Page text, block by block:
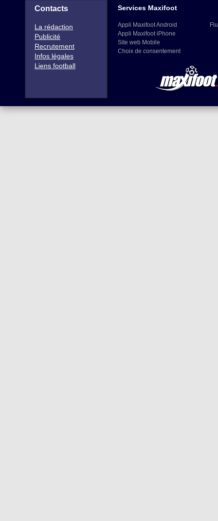
Contacts
La rédaction
Publicité
Recrutement
Infos légales
Liens football
Services Maxifoot
Appli Maxifoot Android
Appli Maxifoot iPhone
Site web Mobile
Choix de consentement